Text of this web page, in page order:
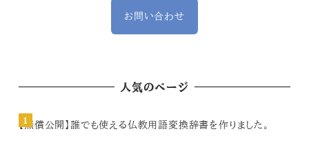
お問い合わせ
人気のページ
【無償公開】誰でも使える仏教用語変換辞書を作りました。